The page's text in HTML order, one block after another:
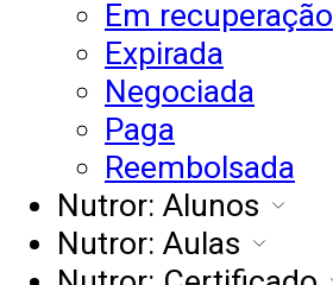
Em recuperação
Expirada
Negociada
Paga
Reembolsada
Nutror: Alunos
Nutror: Aulas